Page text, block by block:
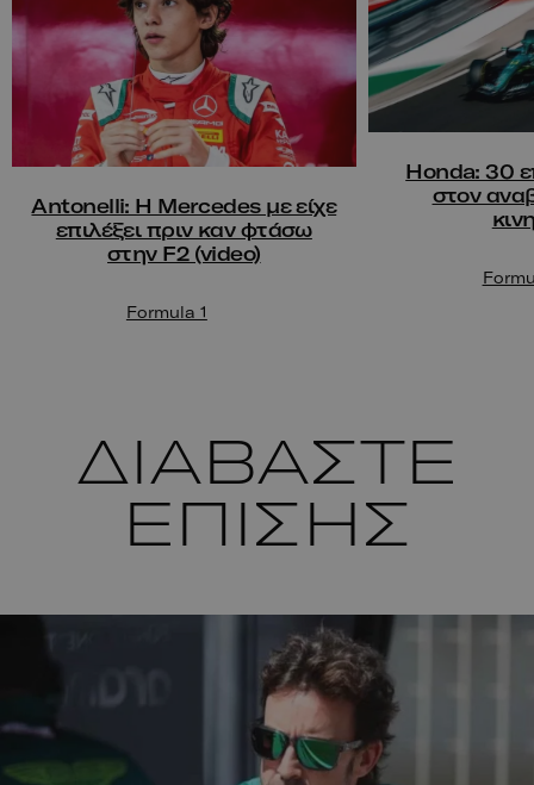
Antonelli: Η Mercedes με είχε
επιλέξει πριν καν φτάσω
στην F2 (video)
Formula 1
Honda: 30
στον
ΔΙΑΒΑΣΤΕ
ΕΠΙΣΗΣ